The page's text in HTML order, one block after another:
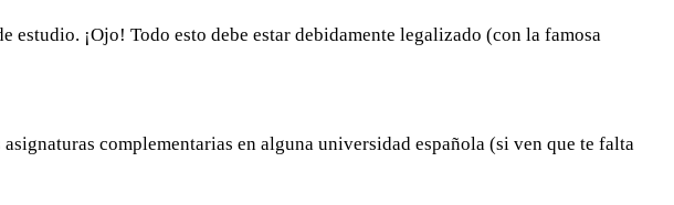
¡Ojo! Todo esto debe estar debidamente legalizado (con la famosa
complementarias en alguna universidad española (si ven que te falta